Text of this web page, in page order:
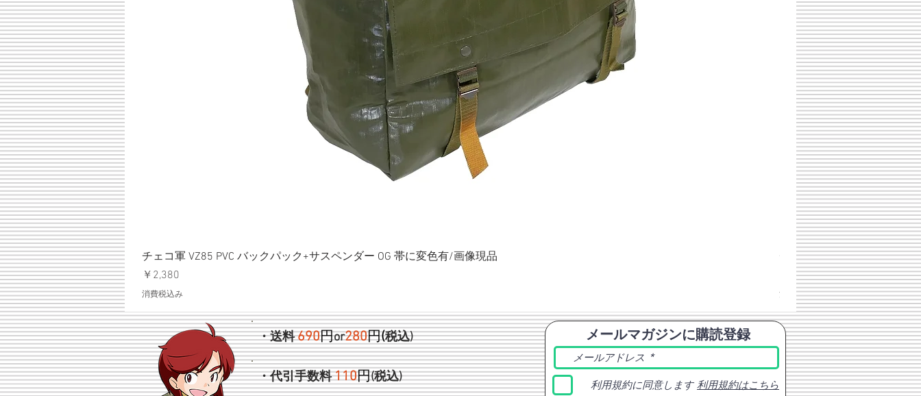
チェコ軍 VZ85 PVC バックパック+サスペンダー OG 帯に変色有/画像現品
価格
￥2,380
消費税込み
チェコスロバキア軍 連邦共
価格
￥398
消費税込み
・送料690円or280円(税込)
・代引手数料110円(税込)
メールマガジンに購読登録
利用規約に同意します 利用規約はこちら